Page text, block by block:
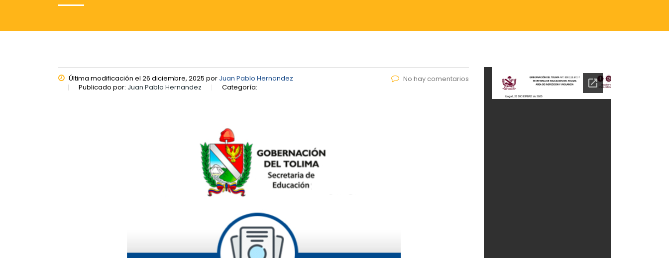
Última modificación el 26 diciembre, 2025 por Juan Pablo Hernandez
Publicado por: Juan Pablo Hernandez Categoría:
No hay comentarios